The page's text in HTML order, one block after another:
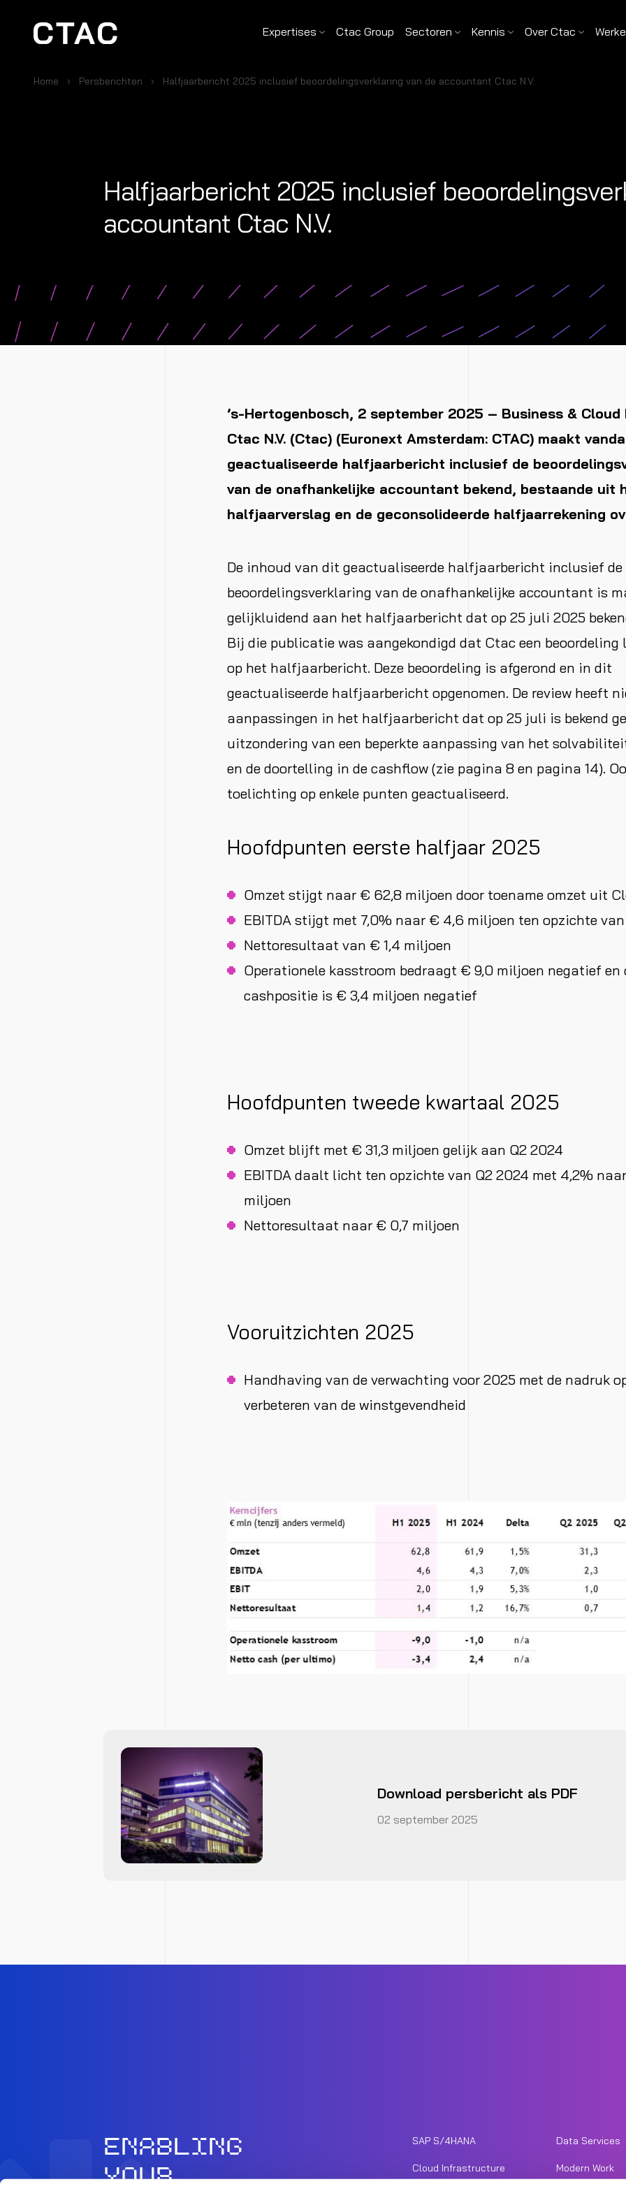
Expertises Ctac Group Sectoren Kennis Over Ctac
Home Persberichten Halfjaarbericht 2025 inclusief beoordelingsverklaring van de accountant Ctac N.V.
Halfjaarbericht 2025 inclusief
accountant Ctac N.V.
’s-Hertogenbosch, 2 september 2025 – Business &
Ctac N.V. (Ctac) (Euronext Amsterdam: CTAC) maakt
geactualiseerde halfjaarbericht inclusief de
van de onafhankelijke accountant bekend, bestaande uit
halfjaarverslag en de geconsolideerde halfjaarrekening
De inhoud van dit geactualiseerde halfjaarbericht inclusief de
beoordelingsverklaring van de onafhankelijke accountant is
gelijkluidend aan het halfjaarbericht dat op 25 juli 2025
Bij die publicatie was aangekondigd dat Ctac een
op het halfjaarbericht. Deze beoordeling is afgerond en in dit
geactualiseerde halfjaarbericht opgenomen. De review heeft
aanpassingen in het halfjaarbericht dat op 25 juli is bekend
uitzondering van een beperkte aanpassing van het
en de doortelling in de cashflow (zie pagina 8 en pagina 14).
toelichting op enkele punten geactualiseerd.
Hoofdpunten eerste halfjaar 2025
Omzet stijgt naar € 62,8 miljoen door toename omzet uit
EBITDA stijgt met 7,0% naar € 4,6 miljoen ten opzichte van
Nettoresultaat van € 1,4 miljoen
Operationele kasstroom bedraagt € 9,0 miljoen negatief en
cashpositie is € 3,4 miljoen negatief
Hoofdpunten tweede kwartaal 2025
Omzet blijft met € 31,3 miljoen gelijk aan Q2 2024
EBITDA daalt licht ten opzichte van Q2 2024 met 4,2%
miljoen
Nettoresultaat naar € 0,7 miljoen
Vooruitzichten 2025
Handhaving van de verwachting voor 2025 met de nadruk
verbeteren van de winstgevendheid
Download persbericht als PDF
02 september 2025
ENABLING
YOUR
SAP S/4HANA Data Services
Cloud Infrastructure Modern Work